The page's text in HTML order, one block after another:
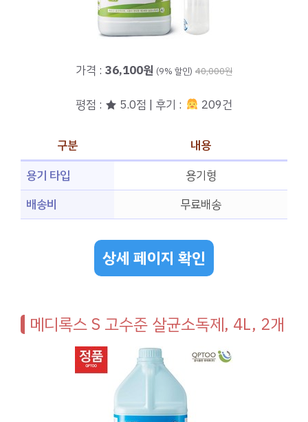
가격 : 36,100원 (9% 할인) 40,000원
평점 : ★ 5.0점 | 후기 : 209건
구분
내용
용기 타입
용기형
배송비
무료배송
상세 페이지 확인
메디록스 S 고수준 살균소독제, 4L, 2개